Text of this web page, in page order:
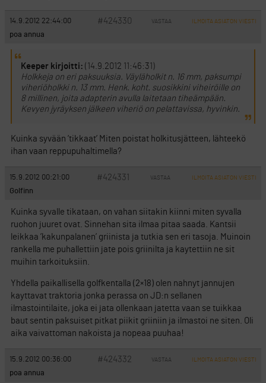
14.9.2012 22:44:00 #424330 VASTAA ILMOITA ASIATON VIESTI
poa annua
Keeper kirjoitti: (14.9.2012 11:46:31)
Holkkeja on eri paksuuksia. Väyläholkit n. 16 mm, paksumpi
viheriöholkki n. 13 mm. Henk. koht. suosikkini viheiröille on
8 millinen, joita adapterin avulla laitetaan tiheämpään.
Kevyen jyräyksen jälkeen viheriö on pelattavissa, hyvinkin.
Kuinka syvään ’tikkaat’ Miten poistat holkitusjätteen, lähteekö
ihan vaan reppupuhaltimella?
15.9.2012 00:21:00 #424331 VASTAA ILMOITA ASIATON VIESTI
Golfinn
Kuinka syvalle tikataan, on vahan siitakin kiinni miten syvalla
ruohon juuret ovat. Sinnehan sita ilmaa pitaa saada. Kantsii
leikkaa ’kakunpalanen’ griinista ja tutkia sen eri tasoja. Muinoin
rankella me puhallettiin jate pois griinilta ja kaytettiin ne sit
muihin tarkoituksiin.
Yhdella paikallisella golfkentalla (2×18) olen nahnyt jannujen
kayttavat traktoria jonka perassa on JD:n sellanen
ilmastointilaite, joka ei jata ollenkaan jatetta vaan se tuikkaa
baut sentin paksuiset pitkat piikit griiniin ja ilmastoi ne siten. Oli
aika vaivattoman nakoista ja nopeaa puuhaa!
15.9.2012 00:36:00 #424332 VASTAA ILMOITA ASIATON VIESTI
poa annua